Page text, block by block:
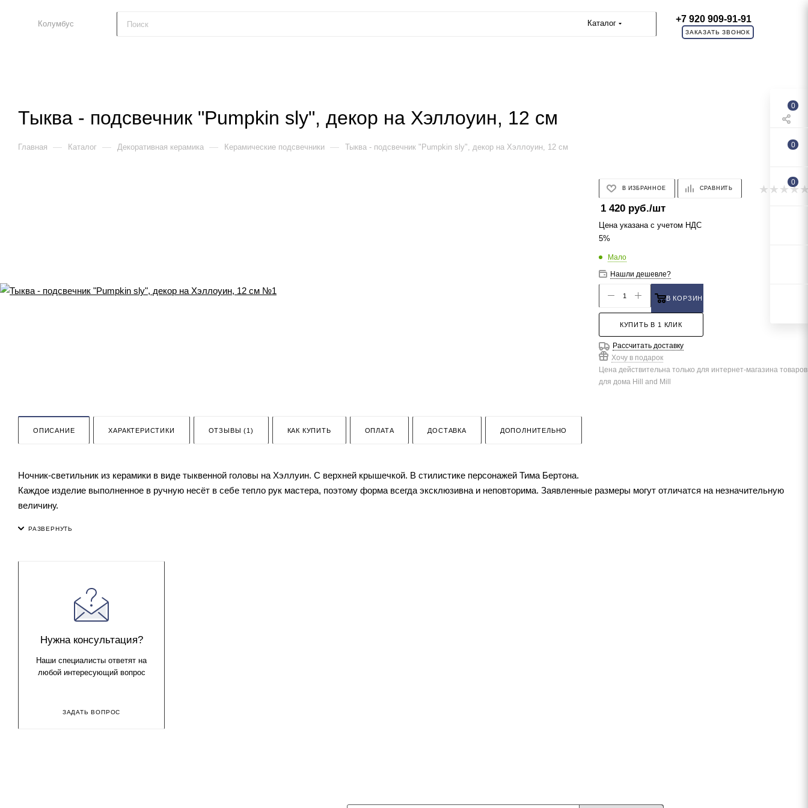
Колумбус Каталог +7 920 909-91-91
ЗАКАЗАТЬ ЗВОНОК
Тыква - подсвечник "Pumpkin sly", декор на Хэллоуин, 12 см
Главная — Каталог — Декоративная керамика — Керамические подсвечники — Тыква - подсвечник "Pumpkin sly", декор на Хэллоуин, 12 см
В ИЗБРАННОЕ СРАВНИТЬ
1 420руб./шт
Цена указана с учетом НДС
5%
Мало
Нашли дешевле?
В КОРЗИНУ
КУПИТЬ В 1 КЛИК
Рассчитать доставку
Хочу в подарок
Цена действительна только для интернет-магазина товаров
для дома Hill and Mill
ОПИСАНИЕ ХАРАКТЕРИСТИКИ ОТЗЫВЫ (1) КАК КУПИТЬ ОПЛАТА ДОСТАВКА ДОПОЛНИТЕЛЬНО
Ночник-светильник из керамики в виде тыквенной головы на Хэллуин. С верхней крышечкой. В стилистике персонажей Тима Бертона.
Каждое изделие выполненное в ручную несёт в себе тепло рук мастера, поэтому форма всегда эксклюзивна и неповторима. Заявленные размеры могут отличатся на незначительную
величину.
Нужна консультация?
Наши специалисты ответят на
любой интересующий вопрос
ЗАДАТЬ ВОПРОС
0
0
0